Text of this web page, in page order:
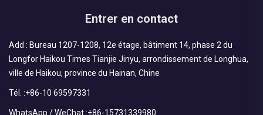
Entrer en contact
Add : Bureau 1207-1208, 12e étage, bâtiment 14, phase 2 du
Longfor Haikou Times Tianjie Jinyu, arrondissement de Longhua,
ville de Haikou, province du Hainan, Chine
Tél. :+86-10 69597331
WhatsApp / WeChat :+86-15731339980